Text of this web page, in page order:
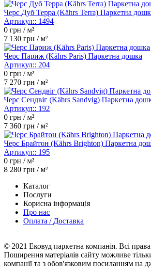
Черс Дуб Терра (Kährs Terra) Паркетна
Артикул:: 1494
0 грн / м²
7 130 грн / м²
Черс Париж (Kährs Paris) Паркетна дошка
Артикул:: 204
0 грн / м²
7 270 грн / м²
Черс Сендвіг (Kährs Sandvig) Паркетна
Артикул:: 192
0 грн / м²
7 360 грн / м²
Черс Брайтон (Kährs Brighton) Паркетна
Артикул:: 195
0 грн / м²
8 280 грн / м²
Каталог
Послуги
Корисна інформація
Про нас
Оплата / Доставка
© 2021 Ековуд паркетна компанія. Всі
Поширення матеріалів сайту можливе
компанії та з обов'язковим посиланням на